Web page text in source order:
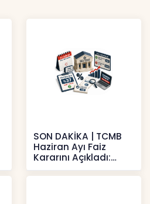
SON DAKİKA | TCMB
Haziran Ayı Faiz
Kararını Açıkladı:
Politika Faizi Yüzde
37’de